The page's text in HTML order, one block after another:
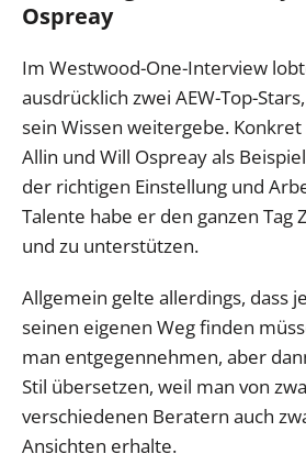
Ospreay
Im Westwood-One-Interview
ausdrücklich zwei AEW-Top-
sein Wissen weitergebe.
Allin und Will Ospreay als
der richtigen Einstellung und
Talente habe er den ganzen Tag
und zu unterstützen.
Allgemein gelte allerdings, dass
seinen eigenen Weg finden
man entgegennehmen, aber
Stil übersetzen, weil man von
verschiedenen Beratern auch
Ansichten erhalte.